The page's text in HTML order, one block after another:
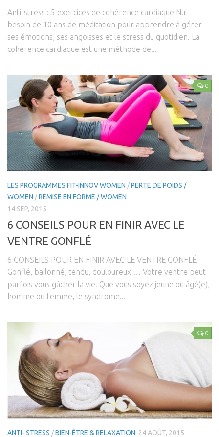
Anti-stress : 5 exercices de cohérence cardiaque Nul
besoin de 10 ans de méditation pour apprendre à gérer
ses émotions, ses angoisses et le stress du quotidien. La
cohérence cardiaque est une méthode de...
0
LES PROGRAMMES FIT-INNOV WOMEN /PERTE DE POIDS /
WOMEN /REMISE EN FORME / WOMEN
14 SEP, 2015
6 CONSEILS POUR EN FINIR AVEC LE
VENTRE GONFLÉ
6 CONSEILS POUR EN FINIR AVEC LE VENTRE GONFLÉ
Gonflé, ballonné, tendu, douloureux … Votre ventre peut
parfois vous gâcher la vie. Que vous soyez jeune ou âgé(e),
homme ou femme, le syndrome...
0
ANTI- STRESS /BIEN-ÊTRE & RELAXATION 24 AOÛT, 2015